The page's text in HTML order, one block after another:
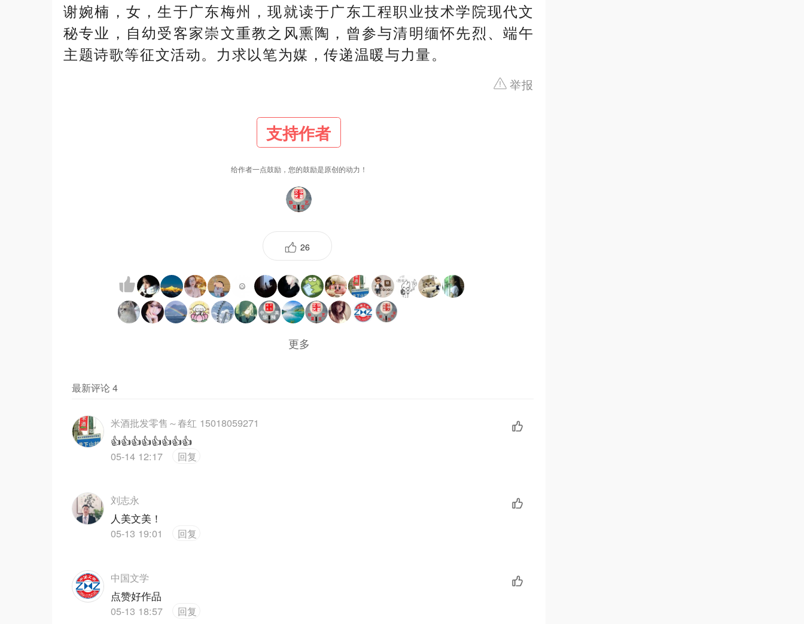
谢婉楠，女，生于广东梅州，现就读于广东工程职业技术学院现代文
秘专业，自幼受客家崇文重教之风熏陶，曾参与清明缅怀先烈、端午
主题诗歌等征文活动。力求以笔为媒，传递温暖与力量。
举报
支持作者
给作者一点鼓励，您的鼓励是原创的动力！
26
更多
最新评论 4
米酒批发零售～春红 15018059271
👍👍👍👍👍👍👍👍
05-14 12:17 回复
刘志永
人美文美！
05-13 19:01 回复
中国文学
点赞好作品
05-13 18:57 回复